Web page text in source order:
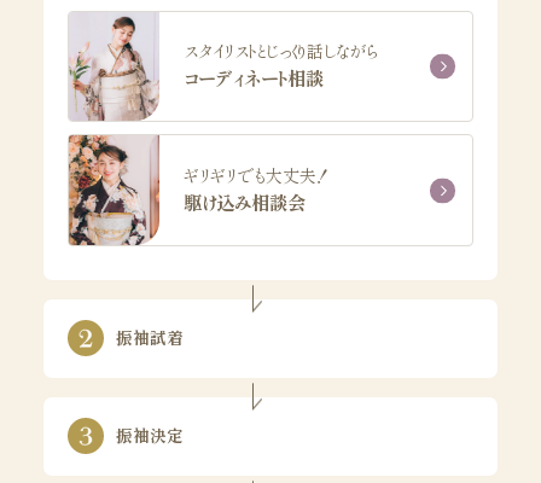
スタイリストとじっくり話しながら
コーディネート相談
ギリギリでも大丈夫！
駆け込み相談会
振袖試着
振袖決定